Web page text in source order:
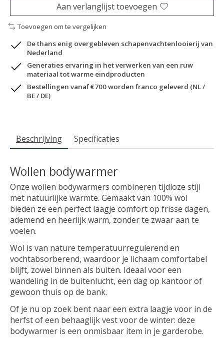
Aan verlanglijst toevoegen
Toevoegen om te vergelijken
De thans enig overgebleven schapenvachtenlooierij van
Nederland
Generaties ervaring in het verwerken van een ruw
materiaal tot warme eindproducten
Bestellingen vanaf €700 worden franco geleverd (NL /
BE / DE)
Beschrijving Specificaties
Wollen bodywarmer
Onze wollen bodywarmers combineren tijdloze stijl
met natuurlijke warmte. Gemaakt van 100% wol
bieden ze een perfect laagje comfort op frisse dagen,
ademend en heerlijk warm, zonder te zwaar aan te
voelen.
Wol is van nature temperatuurregulerend en
vochtabsorberend, waardoor je lichaam comfortabel
blijft, zowel binnen als buiten. Ideaal voor een
wandeling in de buitenlucht, een dag op kantoor of
gewoon thuis op de bank.
Of je nu op zoek bent naar een extra laagje voor in de
herfst of een behaaglijk vest voor de winter: deze
bodywarmer is een onmisbaar item in je garderobe.